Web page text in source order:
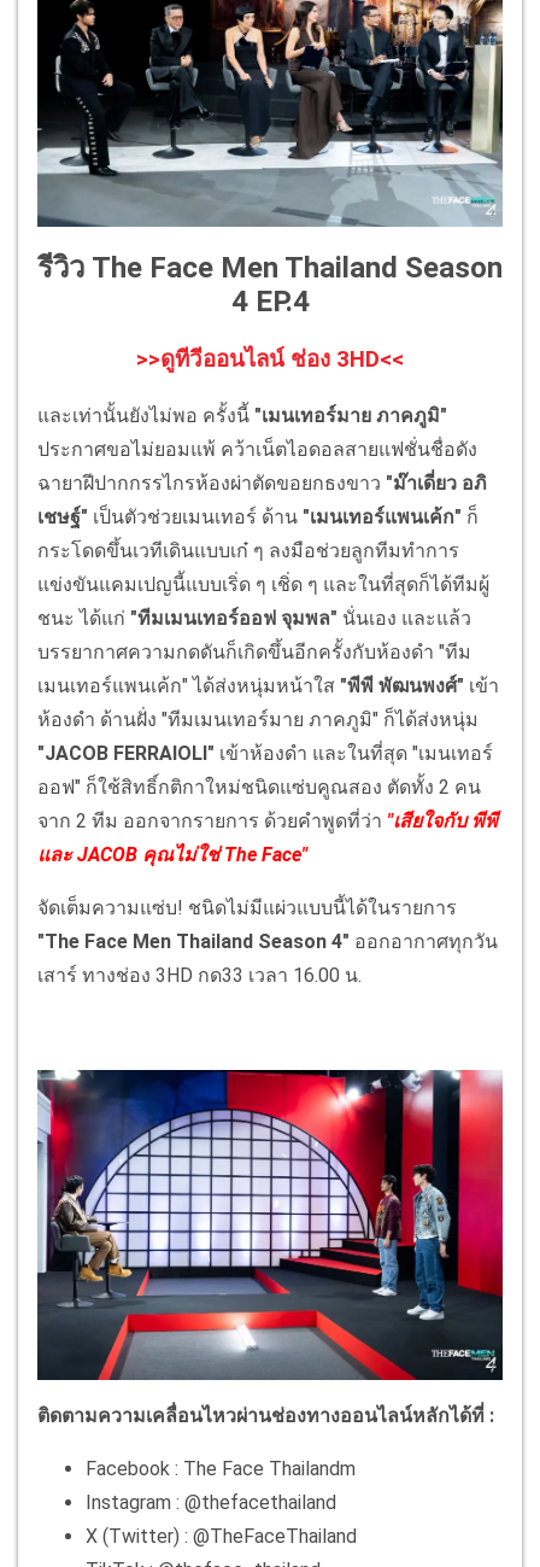
รีวิว The Face Men Thailand Season
4 EP.4
>>ดูทีวีออนไลน์ ช่อง 3HD<<
และเท่านั้นยังไม่พอ ครั้งนี้ "เมนเทอร์มาย ภาคภูมิ"
ประกาศขอไม่ยอมแพ้ คว้าเน็ตไอดอลสายแฟชั่นชื่อดัง
ฉายาฝีปากกรรไกรห้องผ่าตัดขอยกธงขาว "ม๊าเดี่ยว อภิ
เชษฐ์" เป็นตัวช่วยเมนเทอร์ ด้าน "เมนเทอร์แพนเค้ก" ก็
กระโดดขึ้นเวทีเดินแบบเก๋ ๆ ลงมือช่วยลูกทีมทำการ
แข่งขันแคมเปญนี้แบบเริ่ด ๆ เชิ่ด ๆ และในที่สุดก็ได้ทีมผู้
ชนะ ได้แก่ "ทีมเมนเทอร์ออฟ จุมพล" นั่นเอง และแล้ว
บรรยากาศความกดดันก็เกิดขึ้นอีกครั้งกับห้องดำ "ทีม
เมนเทอร์แพนเค้ก" ได้ส่งหนุ่มหน้าใส "พีพี พัฒนพงศ์" เข้า
ห้องดำ ด้านฝั่ง "ทีมเมนเทอร์มาย ภาคภูมิ" ก็ได้ส่งหนุ่ม
"JACOB FERRAIOLI" เข้าห้องดำ และในที่สุด "เมนเทอร์
ออฟ" ก็ใช้สิทธิ์กติกาใหม่ชนิดแซ่บคูณสอง ตัดทั้ง 2 คน
จาก 2 ทีม ออกจากรายการ ด้วยคำพูดที่ว่า "เสียใจกับ พีพี
และ JACOB คุณไม่ใช่ The Face"
จัดเต็มความแซ่บ! ชนิดไม่มีแผ่วแบบนี้ได้ในรายการ
"The Face Men Thailand Season 4" ออกอากาศทุกวัน
เสาร์ ทางช่อง 3HD กด33 เวลา 16.00 น.
ติดตามความเคลื่อนไหวผ่านช่องทางออนไลน์หลักได้ที่ :
Facebook : The Face Thailandm
Instagram : @thefacethailand
X (Twitter) : @TheFaceThailand